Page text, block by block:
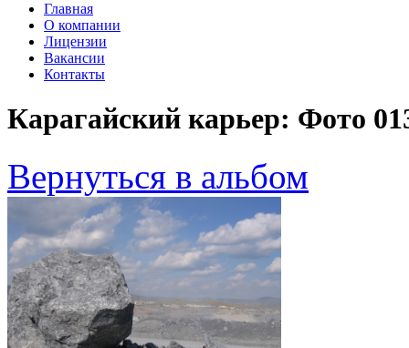
Главная
О компании
Лицензии
Вакансии
Контакты
Карагайский карьер: Фото
Вернуться в альбом